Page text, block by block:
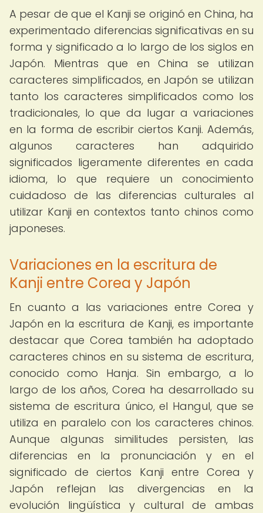
A pesar de que el Kanji se originó en China, ha
experimentado diferencias significativas en su
forma y significado a lo largo de los siglos en
Japón. Mientras que en China se utilizan
caracteres simplificados, en Japón se utilizan
tanto los caracteres simplificados como los
tradicionales, lo que da lugar a variaciones
en la forma de escribir ciertos Kanji. Además,
algunos caracteres han adquirido
significados ligeramente diferentes en cada
idioma, lo que requiere un conocimiento
cuidadoso de las diferencias culturales al
utilizar Kanji en contextos tanto chinos como
japoneses.
Variaciones en la escritura de
Kanji entre Corea y Japón
En cuanto a las variaciones entre Corea y
Japón en la escritura de Kanji, es importante
destacar que Corea también ha adoptado
caracteres chinos en su sistema de escritura,
conocido como Hanja. Sin embargo, a lo
largo de los años, Corea ha desarrollado su
sistema de escritura único, el Hangul, que se
utiliza en paralelo con los caracteres chinos.
Aunque algunas similitudes persisten, las
diferencias en la pronunciación y en el
significado de ciertos Kanji entre Corea y
Japón reflejan las divergencias en la
evolución lingüística y cultural de ambas